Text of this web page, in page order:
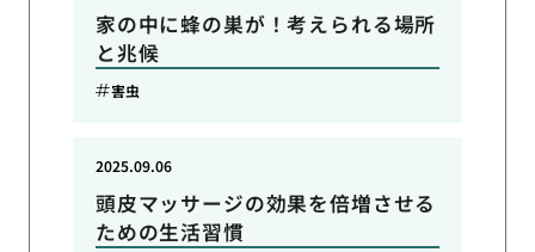
家の中に蜂の巣が！考えられる場所
と兆候
害虫
頭皮マッサージの効果を倍増させる
ための生活習慣
2025.09.06